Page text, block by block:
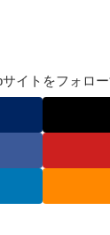
サイトをフォロ